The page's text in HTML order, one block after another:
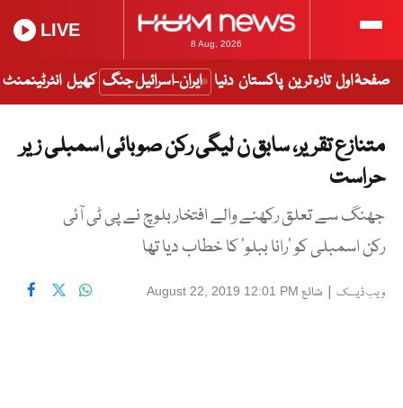
8 Aug, 2026
LIVE
صفحۂ اول تازہ ترین پاکستان دنیا ایران-اسرائیل جنگ کھیل انٹرٹینمنٹ
متنازع تقریر، سابق ن لیگی رکن صوبائی اسمبلی زیر
حراست
جھنگ سے تعلق رکھنے والے افتخار بلوچ نے پی ٹی آئی
رکن اسمبلی کو ’رانا ببلو‘ کا خطاب دیا تھا
ویب ڈیسک | شائع August 22, 2019 12:01 PM